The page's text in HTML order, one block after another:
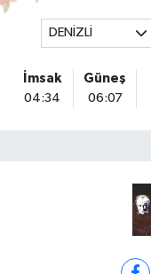
DENİZLİ
İmsak
04:34
Güneş
06:07